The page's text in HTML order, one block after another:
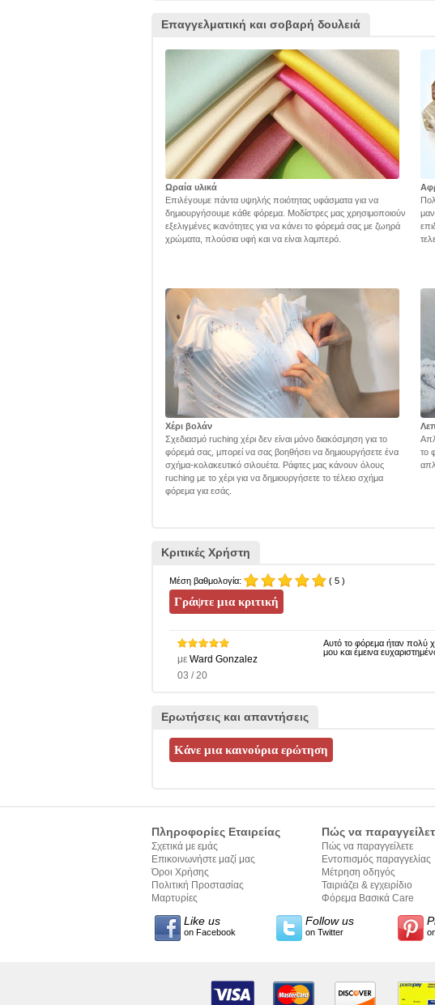
Επαγγελματική και σοβαρή δουλειά
Ωραία υλικά
Επιλέγουμε πάντα υψηλής ποιότητας υφάσματα για να
δημιουργήσουμε κάθε φόρεμα. Μοδίστρες μας χρησιμοποιούν
εξελιγμένες ικανότητες για να κάνει το φόρεμά σας με ζωηρά
χρώματα, πλούσια υφή και να είναι λαμπερό.
Χέρι βολάν
Σχεδιασμό ruching χέρι δεν είναι μόνο διακόσμηση για το
φόρεμά σας, μπορεί να σας βοηθήσει να δημιουργήσετε ένα
σχήμα-κολακευτικό σιλουέτα. Ράφτες μας κάνουν όλους
ruching με το χέρι για να δημιουργήσετε το τέλειο σχήμα
φόρεμα για εσάς.
το
Κριτικές Χρήστη
Μέση βαθμολογία: ( 5 )
με Ward Gonzalez
03 / 20
Αυτό το φόρεμα ήταν πολύ
μου και έμεινα
Ερωτήσεις και απαντήσεις
Πληροφορίες Εταιρείας
Σχετικά με εμάς
Επικοινωνήστε μαζί μας
Όροι Χρήσης
Πολιτική Προστασίας
Προσωπικών Δεδομένων
Μαρτυρίες
Πώς να
Πώς να παραγγείλετε
Εντοπισμός παραγγελίας
Μέτρηση οδηγός
Ταιριάζει & εγχειρίδιο
σύνταξης κειμένων
Φόρεμα Βασικά Care
Like us
on Facebook
Follow us
on Twitter